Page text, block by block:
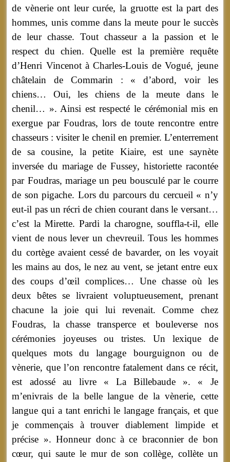
de vènerie ont leur curée, la gruotte est la part des
hommes, unis comme dans la meute pour le succès
de leur chasse. Tout chasseur a la passion et le
respect du chien. Quelle est la première requête
d’Henri Vincenot à Charles-Louis de Vogué, jeune
châtelain de Commarin : « d’abord, voir les
chiens… Oui, les chiens de la meute dans le
chenil… ». Ainsi est respecté le cérémonial mis en
exergue par Foudras, lors de toute rencontre entre
chasseurs : visiter le chenil en premier. L’enterrement
de sa cousine, la petite Kiaire, est une saynète
inversée du mariage de Fussey, historiette racontée
par Foudras, mariage un peu bousculé par le courre
de son pigache. Lors du parcours du cercueil « n’y
eut-il pas un récri de chien courant dans le versant…
c’est la Mirette. Pardi la charogne, souffla-t-il, elle
vient de nous lever un chevreuil. Tous les hommes
du cortège avaient cessé de bavarder, on les voyait
les mains au dos, le nez au vent, se jetant entre eux
des coups d’œil complices… Une chasse où les
deux bêtes se livraient voluptueusement, prenant
chacune la joie qui lui revenait. Comme chez
Foudras, la chasse transperce et bouleverse nos
cérémonies joyeuses ou tristes. Un lexique de
quelques mots du langage bourguignon ou de
vènerie, que l’on rencontre fatalement dans ce récit,
est adossé au livre « La Billebaude ». « Je
m’enivrais de la belle langue de la vènerie, cette
langue qui a tant enrichi le langage français, et que
je commençais à trouver diablement limpide et
précise ». Honneur donc à ce braconnier de bon
cœur, qui saute le mur de son collège, collète un